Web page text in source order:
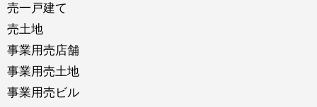
売一戸建て
売土地
事業用売店舗
事業用売土地
事業用売ビル